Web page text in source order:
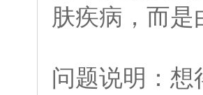
肤疾病，而
问题说明：